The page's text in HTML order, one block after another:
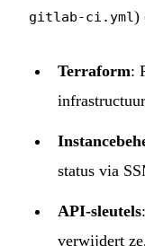
gitlab-ci.yml)
Terraform:
status via
API-sleutels
verwijdert